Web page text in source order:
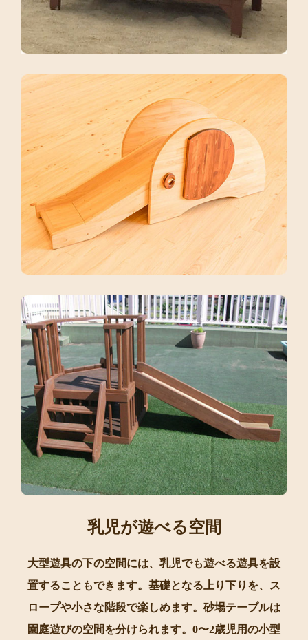
乳児が遊べる空間
大型遊具の下の空間には、乳児でも遊べる遊具を設
置することもできます。基礎となる上り下りを、ス
ロープや小さな階段で楽しめます。砂場テーブルは
園庭遊びの空間を分けられます。0〜2歳児用の小型